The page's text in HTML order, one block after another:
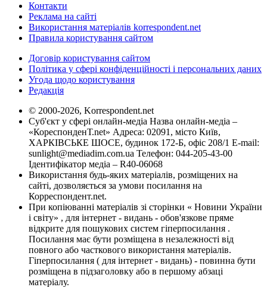
Контакти
Реклама на сайті
Використання матеріалів korrespondent.net
Правила користування сайтом
Договір користування сайтом
Політика у сфері конфіденційності і персональних даних
Угода щодо користування
Редакція
© 2000-2026, Korrespondent.net
Суб'єкт у сфері онлайн-медіа Назва онлайн-медіа –
«КореспонденТ.net» Адреса: 02091, місто Київ,
ХАРКІВСЬКЕ ШОСЕ, будинок 172-Б, офіс 208/1 E-mail:
sunlight@mediadim.com.ua Телефон: 044-205-43-00
Ідентифікатор медіа – R40-06068
Використання будь-яких матеріалів, розміщених на
сайті, дозволяється за умови посилання на
Корреспондент.net.
При копіюванні матеріалів зі сторінки « Новини України
і світу» , для інтернет - видань - обов'язкове пряме
відкрите для пошукових систем гіперпосилання .
Посилання має бути розміщена в незалежності від
повного або часткового використання матеріалів.
Гіперпосилання ( для інтернет - видань) - повинна бути
розміщена в підзаголовку або в першому абзаці
матеріалу.